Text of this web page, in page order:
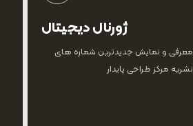
ژورنال دیجیتال
معرفی و نمایش جدیدترین شماره های
نشریه مرکز طراحی پایدار